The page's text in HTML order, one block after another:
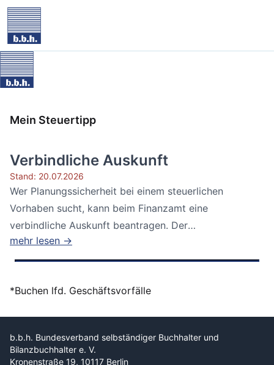
Mein Steuertipp
Verbindliche Auskunft
Stand: 20.07.2026
Wer Planungssicherheit bei einem steuerlichen
Vorhaben sucht, kann beim Finanzamt eine
verbindliche Auskunft beantragen. Der
Bundesfinanzhof...
mehr lesen →
*Buchen lfd. Geschäftsvorfälle
b.b.h. Bundesverband selbständiger Buchhalter und
Bilanzbuchhalter e. V.
Kronenstraße 19, 10117 Berlin